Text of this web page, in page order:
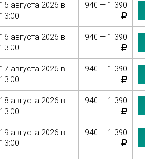
15 августа 2026 в
13:00
940 — 1 390
16 августа 2026 в
13:00
940 — 1 390
17 августа 2026 в
13:00
940 — 1 390
18 августа 2026 в
13:00
940 — 1 390
19 августа 2026 в
13:00
940 — 1 390